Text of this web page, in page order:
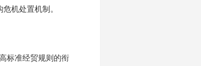
机处置机制。
标准经贸规则的衔